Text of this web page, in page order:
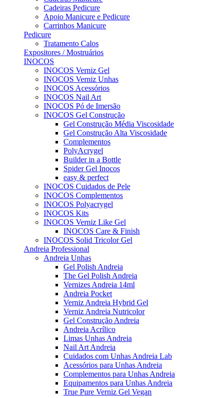
Cadeiras Pedicure
Apoio Manicure e Pedicure
Carrinhos Manicure
Pedicure
Tratamento Calos
Expositores / Mostruários
INOCOS
INOCOS Verniz Gel
INOCOS Verniz Unhas
INOCOS Acessórios
INOCOS Nail Art
INOCOS Pó de Imersão
INOCOS Gel Construção
Gel Construção Média Viscosidade
Gel Construção Alta Viscosidade
Complementos
PolyAcrygel
Builder in a Bottle
Spider Gel Inocos
easy & perfect
INOCOS Cuidados de Pele
INOCOS Complementos
INOCOS Polyacrygel
INOCOS Kits
INOCOS Verniz Like Gel
INOCOS Care & Finish
INOCOS Solid Tricolor Gel
Andreia Professional
Andreia Unhas
Gel Polish Andreia
The Gel Polish Andreia
Vernizes Andreia 14ml
Andreia Pocket
Verniz Andreia Hybrid Gel
Verniz Andreia Nutricolor
Gel Construção Andreia
Andreia Acrílico
Limas Unhas Andreia
Nail Art Andreia
Cuidados com Unhas Andreia Lab
Acessórios para Unhas Andreia
Complementos para Unhas Andreia
Equipamentos para Unhas Andreia
True Pure Verniz Gel Vegan